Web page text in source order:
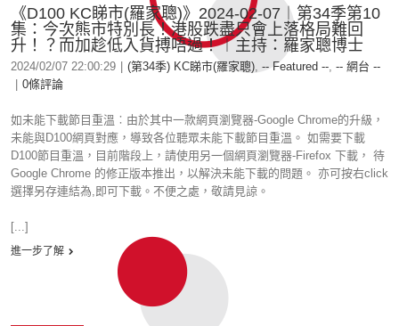
《D100 KC睇市(羅家聰)》2024-02-07︱第34季第10
集：今次熊市特別長！港股跌盡只會上落格局難回
升！？而加趁低入貨搏唔過！︱主持：羅家聰博士
2024/02/07 22:00:29 (第34季) KC睇市(羅家聰), -- Featured --, -- 網台 --
0條評論
如未能下載節目重溫︰由於其中一款網頁瀏覽器-Google Chrome的升級，
未能與D100網頁對應，導致各位聽眾未能下載節目重溫。 如需要下載
D100節目重溫，目前階段上，請使用另一個網頁瀏覽器-Firefox 下載， 待
Google Chrome 的修正版本推出，以解決未能下載的問題。 亦可按右click
選擇另存連結為,即可下載。不便之處，敬請見諒。
[...]
進一步了解